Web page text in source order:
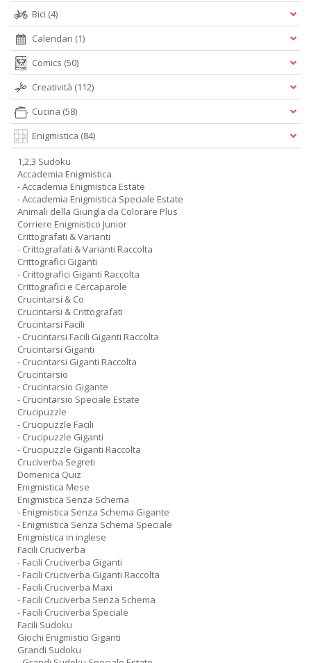
Bici (4)
Calendari (1)
Comics (50)
Creatività (112)
Cucina (58)
Enigmistica (84)
1,2,3 Sudoku
Accademia Enigmistica
- Accademia Enigmistica Estate
- Accademia Enigmistica Speciale Estate
Animali della Giungla da Colorare Plus
Corriere Enigmistico Junior
Crittografati & Varianti
- Crittografati & Varianti Raccolta
Crittografici Giganti
- Crittografici Giganti Raccolta
Crittografici e Cercaparole
Crucintarsi & Co
Crucintarsi & Crittografati
Crucintarsi Facili
- Crucintarsi Facili Giganti Raccolta
Crucintarsi Giganti
- Crucintarsi Giganti Raccolta
Crucintarsio
- Crucintarsio Gigante
- Crucintarsio Speciale Estate
Crucipuzzle
- Crucipuzzle Facili
- Crucipuzzle Giganti
- Crucipuzzle Giganti Raccolta
Cruciverba Segreti
Domenica Quiz
Enigmistica Mese
Enigmistica Senza Schema
- Enigmistica Senza Schema Gigante
- Enigmistica Senza Schema Speciale
Enigmistica in inglese
Facili Cruciverba
- Facili Cruciverba Giganti
- Facili Cruciverba Giganti Raccolta
- Facili Cruciverba Maxi
- Facili Cruciverba Senza Schema
- Facili Cruciverba Speciale
Facili Sudoku
Giochi Enigmistici Giganti
Grandi Sudoku